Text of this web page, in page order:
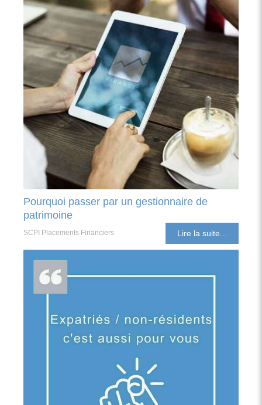
Pourquoi passer par un gestionnaire de
patrimoine
SCPI Placements Financiers Lire la suite...